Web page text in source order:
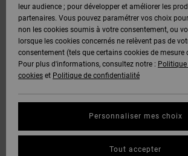
leur audience ; pour développer et améliorer les
partenaires. Vous pouvez paramétrer vos choix
non les cookies soumis à votre consentement, ou
lorsque les cookies concernés ne relèvent pas de
consentement (tels que certains cookies de mesure
Pour plus d'informations, consultez notre :
cookies et Politique de confidentialité
Personnaliser mes choix
Tout accepter